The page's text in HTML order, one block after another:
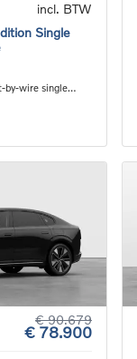
incl. BTW
Single
by-wire single
€ 90.679
€ 78.900